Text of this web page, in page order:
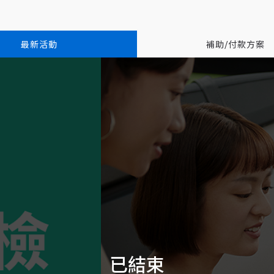
最新活動 補助/付款方案